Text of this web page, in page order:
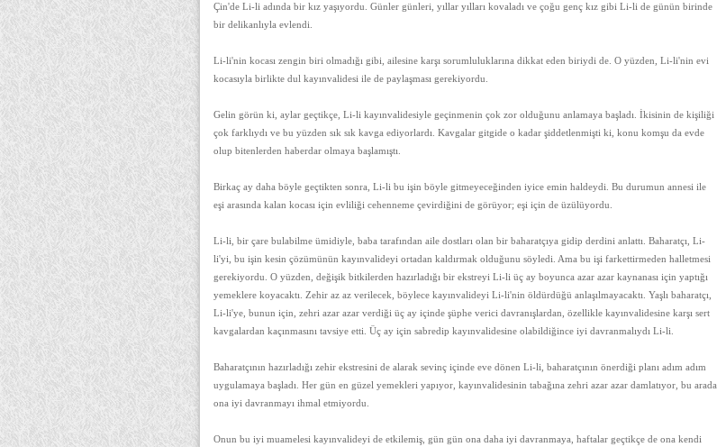
Çin'de Li-li adında bir kız yaşıyordu. Günler günleri, yıllar yılları kovaladı ve çoğu genç kız gibi Li-li de günün birinde
bir delikanlıyla evlendi.
Li-li'nin kocası zengin biri olmadığı gibi, ailesine karşı sorumluluklarına dikkat eden biriydi de. O yüzden, Li-li'nin evi
kocasıyla birlikte dul kayınvalidesi ile de paylaşması gerekiyordu.
Gelin görün ki, aylar geçtikçe, Li-li kayınvalidesiyle geçinmenin çok zor olduğunu anlamaya başladı. İkisinin de kişiliği
çok farklıydı ve bu yüzden sık sık kavga ediyorlardı. Kavgalar gitgide o kadar şiddetlenmişti ki, konu komşu da evde
olup bitenlerden haberdar olmaya başlamıştı.
Birkaç ay daha böyle geçtikten sonra, Li-li bu işin böyle gitmeyeceğinden iyice emin haldeydi. Bu durumun annesi ile
eşi arasında kalan kocası için evliliği cehenneme çevirdiğini de görüyor; eşi için de üzülüyordu.
Li-li, bir çare bulabilme ümidiyle, baba tarafından aile dostları olan bir baharatçıya gidip derdini anlattı. Baharatçı, Li-
li'yi, bu işin kesin çözümünün kayınvalideyi ortadan kaldırmak olduğunu söyledi. Ama bu işi farkettirmeden halletmesi
gerekiyordu. O yüzden, değişik bitkilerden hazırladığı bir ekstreyi Li-li üç ay boyunca azar azar kaynanası için yaptığı
yemeklere koyacaktı. Zehir az az verilecek, böylece kayınvalideyi Li-li'nin öldürdüğü anlaşılmayacaktı. Yaşlı baharatçı,
Li-li'ye, bunun için, zehri azar azar verdiği üç ay içinde şüphe verici davranışlardan, özellikle kayınvalidesine karşı sert
kavgalardan kaçınmasını tavsiye etti. Üç ay için sabredip kayınvalidesine olabildiğince iyi davranmalıydı Li-li.
Baharatçının hazırladığı zehir ekstresini de alarak sevinç içinde eve dönen Li-li, baharatçının önerdiği planı adım adım
uygulamaya başladı. Her gün en güzel yemekleri yapıyor, kayınvalidesinin tabağına zehri azar azar damlatıyor, bu arada
ona iyi davranmayı ihmal etmiyordu.
Onun bu iyi muamelesi kayınvalideyi de etkilemiş, gün gün ona daha iyi davranmaya, haftalar geçtikçe de ona kendi